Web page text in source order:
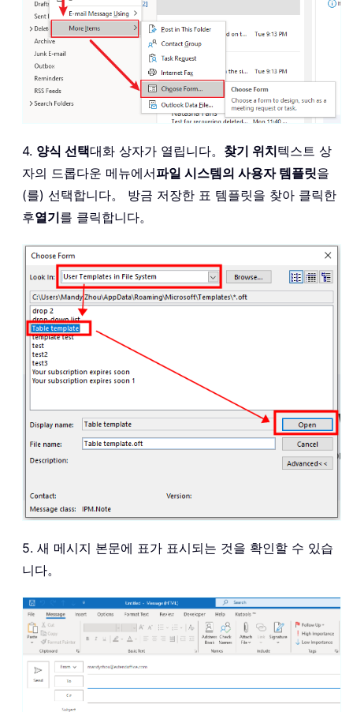
4. 양식 선택대화 상자가 열립니다。 찾기 위치텍스트 상
자의 드롭다운 메뉴에서파일 시스템의 사용자 템플릿을
(를) 선택합니다。 방금 저장한 표 템플릿을 찾아 클릭한
후열기를 클릭합니다。
5. 새 메시지 본문에 표가 표시되는 것을 확인할 수 있습
니다。